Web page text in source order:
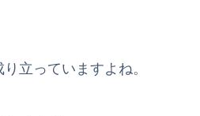
立っていますよね。